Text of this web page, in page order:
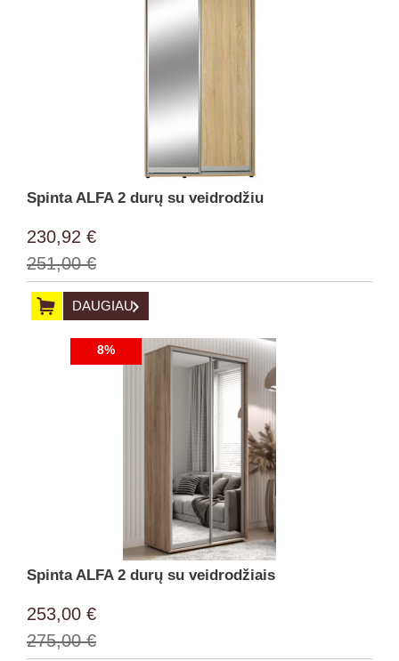
Spinta ALFA 2 durų su veidrodžiu
230,92 €
251,00 €
DAUGIAU
8%
Spinta ALFA 2 durų su veidrodžiais
253,00 €
275,00 €